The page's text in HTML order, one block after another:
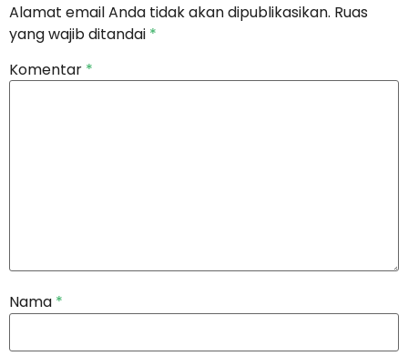
Alamat email Anda tidak akan dipublikasikan. Ruas
yang wajib ditandai *
Komentar *
Nama *